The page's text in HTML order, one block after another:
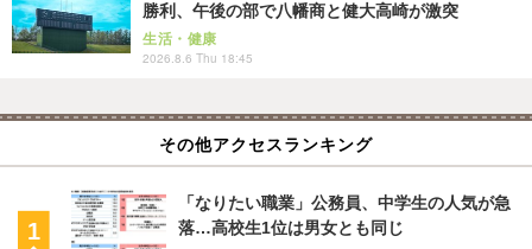
勝利、午後の部で八幡商と健大高崎が激突
生活・健康
2026.8.6 Thu 18:45
その他アクセスランキング
「なりたい職業」公務員、中学生の人気が急
落…高校生1位は男女とも同じ